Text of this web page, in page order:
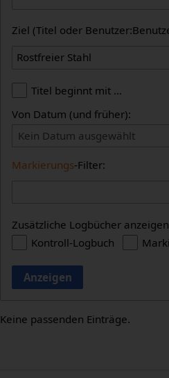
Ziel (Titel oder
Titel beginnt mit …
Von Datum (und früher):
Kein Datum ausgewählt
Markierungs-Filter:
Zusätzliche Logbücher
Kontroll-Logbuch
Anzeigen
Keine passenden Einträge.